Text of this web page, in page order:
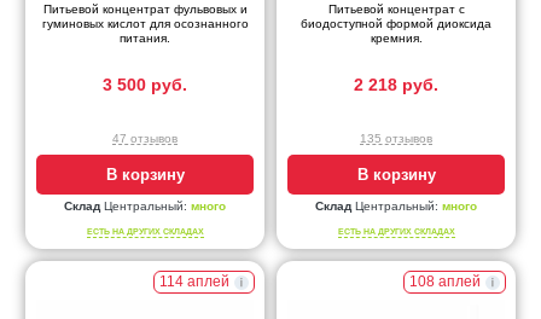
Питьевой концентрат фульвовых и
гуминовых кислот для осознанного
питания.
3 500 руб.
47 отзывов
В корзину
СкладЦентральный: много
ЕСТЬ НА ДРУГИХ СКЛАДАХ
Питьевой концентрат с
биодоступной формой диоксида
кремния.
2 218 руб.
135 отзывов
В корзину
СкладЦентральный: много
ЕСТЬ НА ДРУГИХ СКЛАДАХ
114 аплей 108 аплей